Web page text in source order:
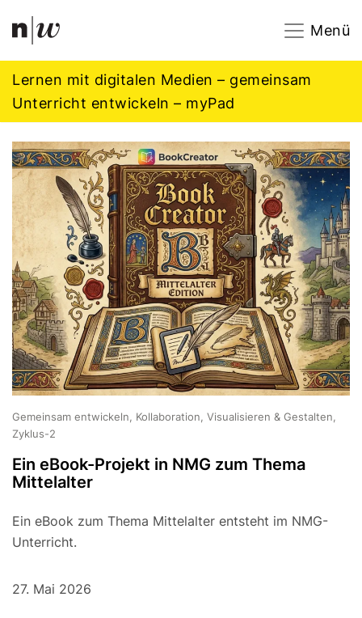
Navigation
Menü
Lernen mit digitalen Medien – gemeinsam
Unterricht entwickeln – myPad
Gemeinsam entwickeln, Kollaboration, Visualisieren & Gestalten,
Zyklus-2
Ein eBook-Projekt in NMG zum Thema
Mittelalter
Ein eBook zum Thema Mittelalter entsteht im NMG-
Unterricht.
27. Mai 2026
Footer